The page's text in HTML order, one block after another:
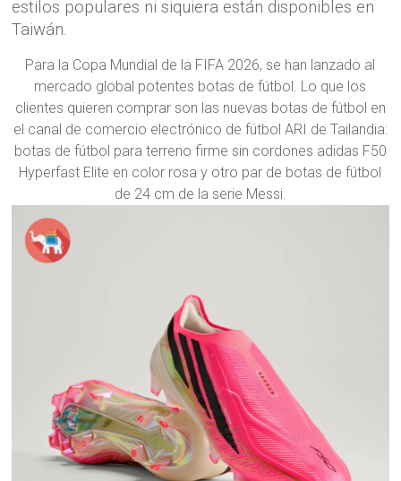
estilos populares ni siquiera están disponibles en
Taiwán.
Para la Copa Mundial de la FIFA 2026, se han lanzado al
mercado global potentes botas de fútbol. Lo que los
clientes quieren comprar son las nuevas botas de fútbol en
el canal de comercio electrónico de fútbol ARI de Tailandia:
botas de fútbol para terreno firme sin cordones adidas F50
Hyperfast Elite en color rosa y otro par de botas de fútbol
de 24 cm de la serie Messi.